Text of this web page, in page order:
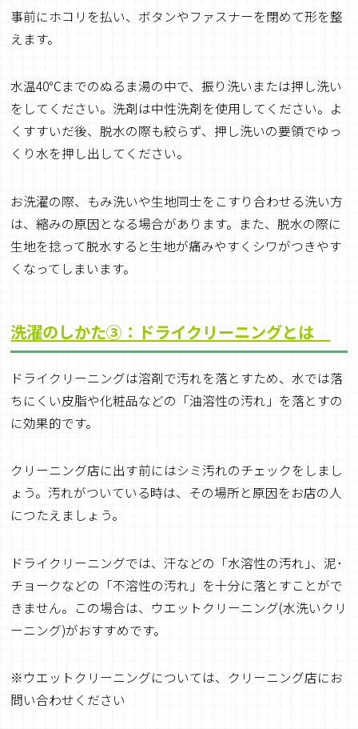
事前にホコリを払い、ボタンやファスナーを閉めて形を整
えます。
水温40℃までのぬるま湯の中で、振り洗いまたは押し洗い
をしてください。洗剤は中性洗剤を使用してください。よ
くすすいだ後、脱水の際も絞らず、押し洗いの要領でゆっ
くり水を押し出してください。
お洗濯の際、もみ洗いや生地同士をこすり合わせる洗い方
は、縮みの原因となる場合があります。また、脱水の際に
生地を捻って脱水すると生地が痛みやすくシワがつきやす
くなってしまいます。
洗濯のしかた③：ドライクリーニングとは
ドライクリーニングは溶剤で汚れを落とすため、水では落
ちにくい皮脂や化粧品などの「油溶性の汚れ」を落とすの
に効果的です。
クリーニング店に出す前にはシミ汚れのチェックをしまし
ょう。汚れがついている時は、その場所と原因をお店の人
につたえましょう。
ドライクリーニングでは、汗などの「水溶性の汚れ｣、泥･
チョークなどの「不溶性の汚れ」を十分に落とすことがで
きません。この場合は、ウエットクリーニング(水洗いクリ
ーニング)がおすすめです。
※ウエットクリーニングについては、クリーニング店にお
問い合わせください